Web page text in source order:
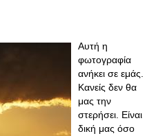
Αυτή η
φωτογραφία
ανήκει σε εμάς.
Κανείς δεν θα
μας την
στερήσει. Είναι
δική μας όσο